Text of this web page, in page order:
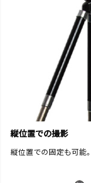
縦位置での撮影
縦位置での固定も可能。